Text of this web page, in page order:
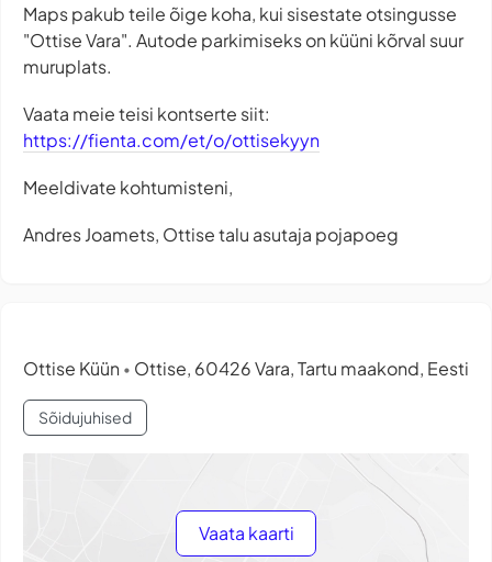
Maps pakub teile õige koha, kui sisestate otsingusse
"Ottise Vara". Autode parkimiseks on küüni kõrval suur
muruplats.
Vaata meie teisi kontserte siit:
https://fienta.com/et/o/ottisekyyn
Meeldivate kohtumisteni,
Andres Joamets, Ottise talu asutaja pojapoeg
Ottise Küün • Ottise, 60426 Vara, Tartu maakond, Eesti
Sõidujuhised
Vaata kaarti